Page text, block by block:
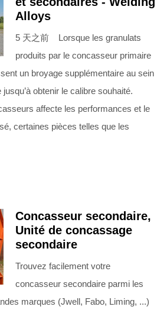
Alloys
5 天之前 Lorsque les granulats
produits par le concasseur primaire
un broyage supplémentaire au sein
obtenir le calibre souhaité.
affecte les performances et le
certaines pièces telles que les
Concasseur secondaire,
Unité de concassage
secondaire
Trouvez facilement votre
concasseur secondaire parmi les
marques (Jwell, Fabo, Liming, ...)